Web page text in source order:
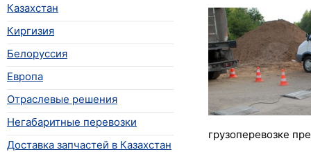
Казахстан
Киргизия
Белоруссия
Европа
Отраслевые решения
Негабаритные перевозки
Доставка запчастей в Казахстан
грузоперевозке